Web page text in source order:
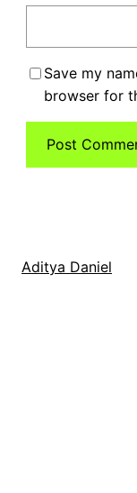
Save my
browser for
Aditya Daniel